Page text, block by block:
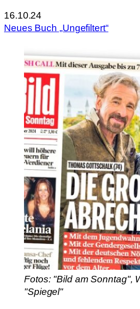
16.10.24
Neues Buch „Ungefiltert“
Fotos: "Bild am Sonntag",
"Spiegel"